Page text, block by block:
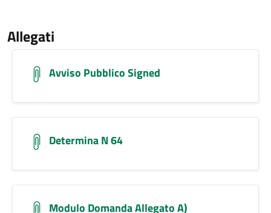
Allegati
Avviso Pubblico Signed
Determina N 64
Modulo Domanda Allegato A)